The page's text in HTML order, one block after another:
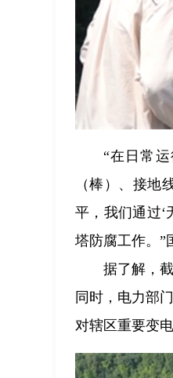
“在日常
（棒）、接地
平，我们通过
塔防腐工作。”
据了解，
同时，电力部
对辖区重要变